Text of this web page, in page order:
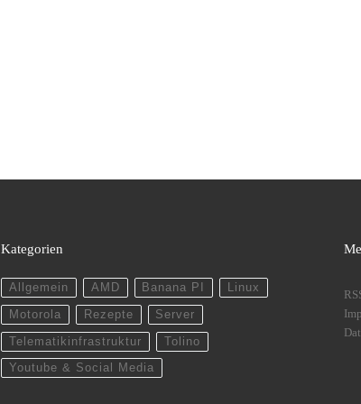
Kategorien
Allgemein AMD Banana PI Linux
Motorola Rezepte Server
Telematikinfrastruktur Tolino
Youtube & Social Media